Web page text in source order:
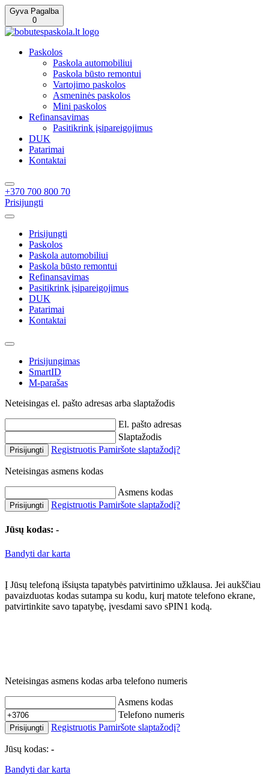
Gyva Pagalba
0
Paskolos
Paskola automobiliui
Paskola būsto remontui
Vartojimo paskolos
Asmeninės paskolos
Mini paskolos
Refinansavimas
Pasitikrink įsipareigojimus
DUK
Patarimai
Kontaktai
+370 700 800 70
Prisijungti
Prisijungti
Paskolos
Paskola automobiliui
Paskola būsto remontui
Refinansavimas
Pasitikrink įsipareigojimus
DUK
Patarimai
Kontaktai
Prisijungimas
SmartID
M-parašas
Neteisingas el. pašto adresas arba slaptažodis
El. pašto adresas
Slaptažodis
Prisijungti Registruotis Pamiršote slaptažodį?
Neteisingas asmens kodas
Asmens kodas
Prisijungti Registruotis Pamiršote slaptažodį?
Jūsų kodas: -
Bandyti dar karta
Į Jūsų telefoną išsiųsta tapatybės patvirtinimo užklausa. Jei aukščiau
pavaizduotas kodas sutampa su kodu, kurį matote telefono ekrane,
patvirtinkite savo tapatybę, įvesdami savo sPIN1 kodą.
Neteisingas asmens kodas arba telefono numeris
Asmens kodas
Telefono numeris
Prisijungti Registruotis Pamiršote slaptažodį?
Jūsų kodas: -
Bandyti dar karta